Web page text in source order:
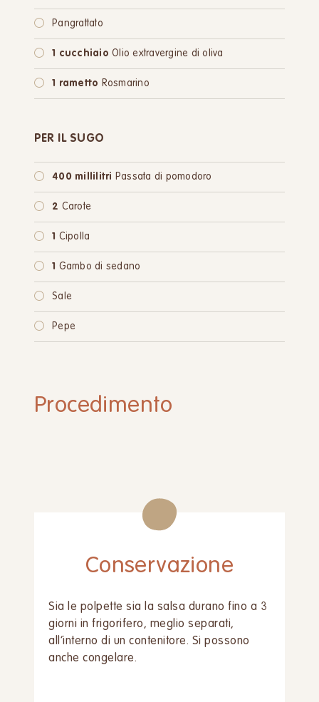
Pangrattato
1 cucchiaio Olio extravergine di oliva
1 rametto Rosmarino
PER IL SUGO
400 millilitri Passata di pomodoro
2 Carote
1 Cipolla
1 Gambo di sedano
Sale
Pepe
Procedimento
Conservazione
Sia le polpette sia la salsa durano fino a 3
giorni in frigorifero, meglio separati,
all’interno di un contenitore. Si possono
anche congelare.